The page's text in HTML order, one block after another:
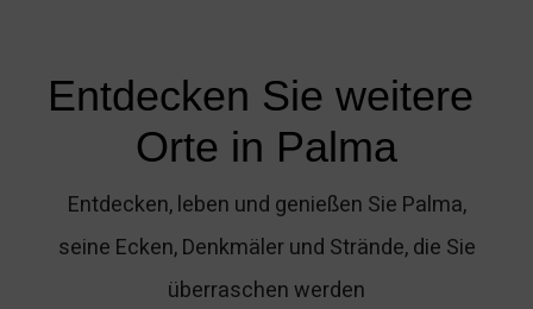
Entdecken Sie weitere
Orte in Palma
Entdecken, leben und genießen Sie Palma,
seine Ecken, Denkmäler und Strände, die Sie
überraschen werden